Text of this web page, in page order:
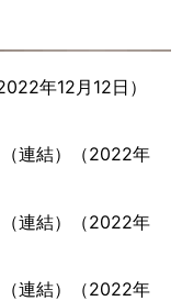
年12月12日）
連結）（2022年
連結）（2022年
連結）（2022年